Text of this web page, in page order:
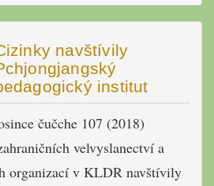
navštívily
institut
čučche 107 (2018)
velvyslanectví a
organizací v KLDR navštívily